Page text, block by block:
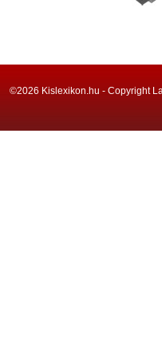
©2026 Kislexikon.hu - Copyright